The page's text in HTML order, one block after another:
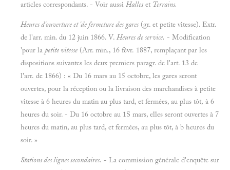
articles correspondants. - Voir aussi Halles et Terrains.
Heures d'ouverture et 'de fermeture des gares (gr. et petite vitesse). Extr.
de l'arr. min. du 12 juin 1866. V. Heures de service. - Modification
'pour la petite vitesse (Arr. min., 16 févr. 1887, remplaçant par les
dispositions suivantes les deux premiers paragr. de l'art. 13 de
l'arr. de 1866) : « Du 16 mars au 15 octobre, les gares seront
ouvertes, pour la réception ou la livraison des marchandises à petite
vitesse à 6 heures du matin au plus tard, et fermées, au plus tôt, à 6
heures du soir. - Du 16 octobre au 1S mars, elles seront ouvertes à 7
heures du matin, au plus tard, et fermées, au plus tôt, à b heures du
soir. »
Stations des lignes secondaires. - La commission générale d'enquête sur